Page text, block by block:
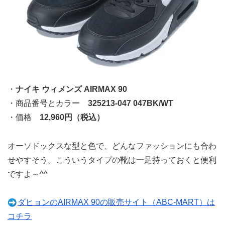
・ ナイキ ウィメンズ AIRMAX 90
・商品番号とカラー 325213-047 047BK/WT
・価格 12,960円（税込）
オーソドックスな型と色で、どんなファッションにも合わ
せやすそう。こういうタイプの靴は一足持っておくと便利
ですよ～^^
ダヒョンのAIRMAX 90の販売サイト（ABC-MART）は
コチラ